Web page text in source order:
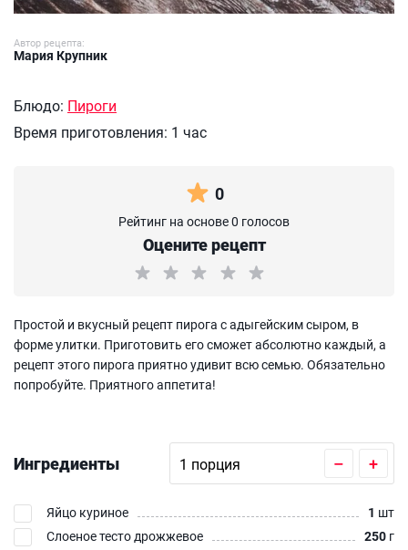
Автор рецепта:
Мария Крупник
Блюдо: Пироги
Время приготовления: 1 час
0
Рейтинг на основе 0 голосов
Оцените рецепт
Простой и вкусный рецепт пирога с адыгейским сыром, в
форме улитки. Приготовить его сможет абсолютно каждый, а
рецепт этого пирога приятно удивит всю семью. Обязательно
попробуйте. Приятного аппетита!
Ингредиенты – +
Яйцо куриное 1 шт
Слоеное тесто дрожжевое
250 г